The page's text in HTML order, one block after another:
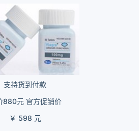
支持货到付款
880元 官方促销价
￥ 598 元